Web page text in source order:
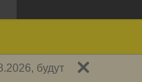
будут